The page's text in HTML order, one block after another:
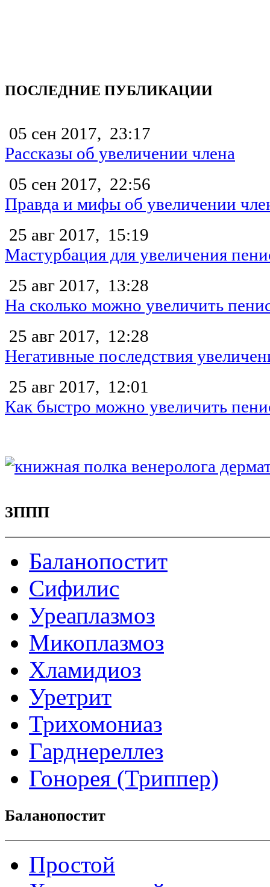
ПОСЛЕДНИЕ ПУБЛИКАЦИИ
05 сен 2017, 23:17
Рассказы об увеличении члена
05 сен 2017, 22:56
Правда и мифы об увеличении
25 авг 2017, 15:19
Мастурбация для увеличения
25 авг 2017, 13:28
На сколько можно увеличить
25 авг 2017, 12:28
Негативные последствия
25 авг 2017, 12:01
Как быстро можно увеличить
ЗППП
Баланопостит
Сифилис
Уреаплазмоз
Микоплазмоз
Хламидиоз
Уретрит
Трихомониаз
Гарднереллез
Гонорея (Триппер)
Баланопостит
Простой